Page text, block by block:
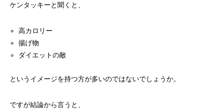
ケンタッキーと聞くと、
高カロリー
揚げ物
ダイエットの敵
というイメージを持つ方が多いのではないでしょうか。
ですが結論から言うと、